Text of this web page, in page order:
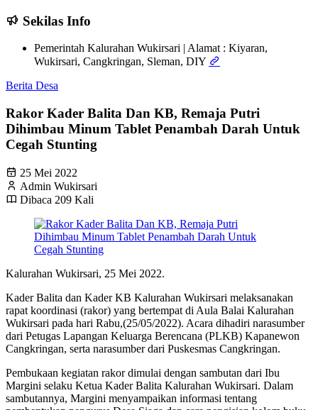
Sekilas Info
Pemerintah Kalurahan Wukirsari | Alamat : Kiyaran,
Wukirsari, Cangkringan, Sleman, DIY
Berita Desa
Rakor Kader Balita Dan KB, Remaja Putri
Dihimbau Minum Tablet Penambah Darah Untuk
Cegah Stunting
25 Mei 2022
Admin Wukirsari
Dibaca 209 Kali
Kalurahan Wukirsari, 25 Mei 2022.
Kader Balita dan Kader KB Kalurahan Wukirsari melaksanakan
rapat koordinasi (rakor) yang bertempat di Aula Balai Kalurahan
Wukirsari pada hari Rabu,(25/05/2022). Acara dihadiri narasumber
dari Petugas Lapangan Keluarga Berencana (PLKB) Kapanewon
Cangkringan, serta narasumber dari Puskesmas Cangkringan.
Pembukaan kegiatan rakor dimulai dengan sambutan dari Ibu
Margini selaku Ketua Kader Balita Kalurahan Wukirsari. Dalam
sambutannya, Margini menyampaikan informasi tentang